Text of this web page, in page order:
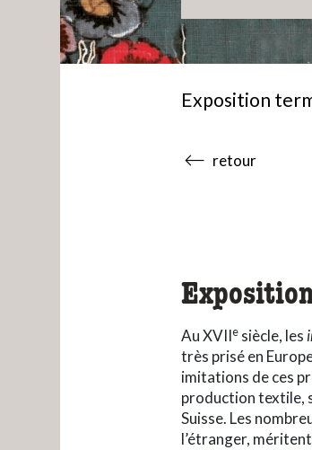
Exposition
accessibility.sr-
retour
Au XVIIe siècle, les
très prisé en
imitations de ces
production textile,
Suisse. Les
l’étranger,